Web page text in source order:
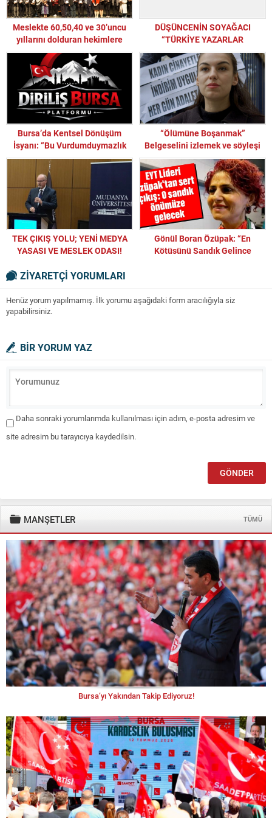
Meslekte 60,50,40 ve 30’uncu
yıllarını dolduran hekimlere
plaket!
DÜŞÜNCENİN SOYAĞACI
“TÜRKİYE YAZARLAR
SENDİKASI” 50. YAŞINI
KUTLUYOR
Bursa’da Kentsel Dönüşüm
İsyanı: “Bu Vurdumduymazlık
Kabul Edilemez”
“Ölümüne Boşanmak”
Belgeselini izlemek ve söyleşi
için 16 Mart’ta Beyoğlu
Sinemasında Buluşuyoruz.
TEK ÇIKIŞ YOLU; YENİ MEDYA
YASASI VE MESLEK ODASI!
Gönül Boran Özüpak: “En
Kötüsünü Sandık Gelince
ZİYARETÇİ YORUMLARI
Henüz yorum yapılmamış. İlk yorumu aşağıdaki form aracılığıyla siz
yapabilirsiniz.
BİR YORUM YAZ
Daha sonraki yorumlarımda kullanılması için adım, e-posta adresim ve
site adresim bu tarayıcıya kaydedilsin.
MANŞETLER TÜMÜ
Bursa’yı Yakından Takip Ediyoruz!